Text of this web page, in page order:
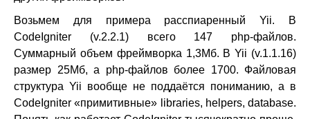
Возьмем для примера расспиаренный Yii. В
CodeIgniter (v.2.2.1) всего 147 php-файлов.
Суммарный объем фреймворка 1,3Мб. В Yii (v.1.1.16)
размер 25Мб, а php-файлов более 1700. Файловая
структура Yii вообще не поддаётся пониманию, а в
CodeIgniter «примитивные» libraries, helpers, database.